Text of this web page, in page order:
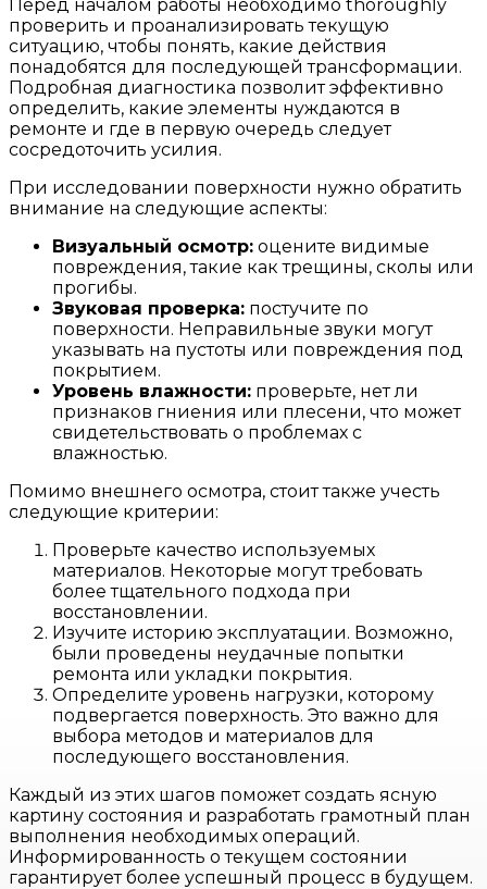
Перед началом работы необходимо thoroughly
проверить и проанализировать текущую
ситуацию, чтобы понять, какие действия
понадобятся для последующей трансформации.
Подробная диагностика позволит эффективно
определить, какие элементы нуждаются в
ремонте и где в первую очередь следует
сосредоточить усилия.
При исследовании поверхности нужно обратить
внимание на следующие аспекты:
Визуальный осмотр: оцените видимые
повреждения, такие как трещины, сколы или
прогибы.
Звуковая проверка: постучите по
поверхности. Неправильные звуки могут
указывать на пустоты или повреждения под
покрытием.
Уровень влажности: проверьте, нет ли
признаков гниения или плесени, что может
свидетельствовать о проблемах с
влажностью.
Помимо внешнего осмотра, стоит также учесть
следующие критерии:
Проверьте качество используемых
материалов. Некоторые могут требовать
более тщательного подхода при
восстановлении.
Изучите историю эксплуатации. Возможно,
были проведены неудачные попытки
ремонта или укладки покрытия.
Определите уровень нагрузки, которому
подвергается поверхность. Это важно для
выбора методов и материалов для
последующего восстановления.
Каждый из этих шагов поможет создать ясную
картину состояния и разработать грамотный план
выполнения необходимых операций.
Информированность о текущем состоянии
гарантирует более успешный процесс в будущем.